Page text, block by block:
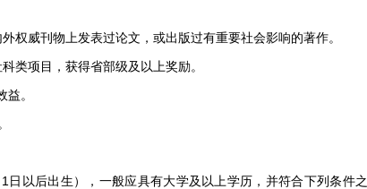
权威刊物上发表过论文，或出版过有重要社会影响的著作。
类项目，获得省部级及以上奖励。
。
日以后出生），一般应具有大学及以上学历，并符合下列条件之